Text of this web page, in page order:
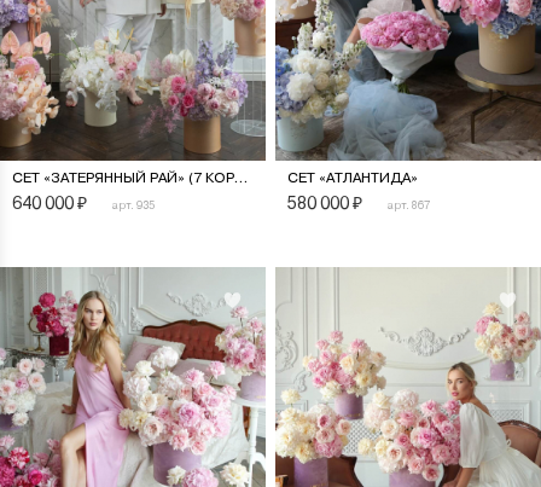
СЕТ «ЗАТЕРЯННЫЙ РАЙ» (7 КОРОБОК)
640 000₽ арт. 935
СЕТ «АТЛАНТИДА»
580 000₽ арт. 867